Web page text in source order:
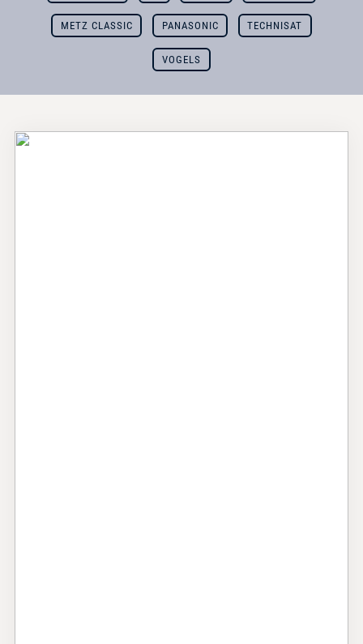
METZ CLASSIC PANASONIC TECHNISAT
VOGELS